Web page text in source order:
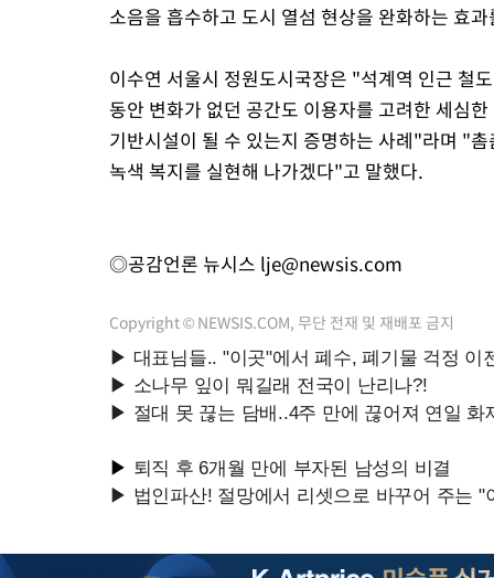
소음을 흡수하고 도시 열섬 현상을 완화하는 효
이수연 서울시 정원도시국장은 "석계역 인근 철
동안 변화가 없던 공간도 이용자를 고려한 세심
기반시설이 될 수 있는지 증명하는 사례"라며 "
녹색 복지를 실현해 나가겠다"고 말했다.
◎공감언론 뉴시스 lje@newsis.com
Copyright © NEWSIS.COM, 무단 전재 및 재배포 금지